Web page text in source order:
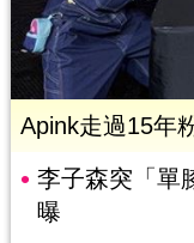
Apink走過15年
李子森突「
曝